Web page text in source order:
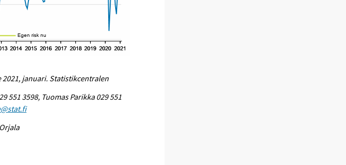
januari. Statistikcentralen
551 3598, Tuomas Parikka 029 551